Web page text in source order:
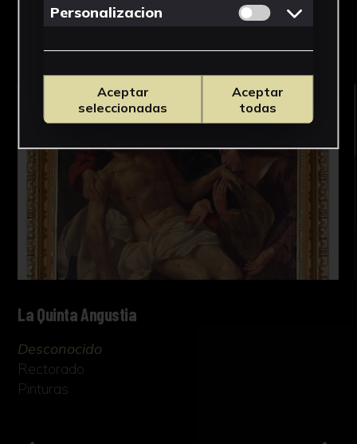
OBRAS RELACIONADAS
La Quinta Angustia
Desconocido
Rectorado
Pinturas
Personalizacion Permitir cookies
Aceptar
seleccionadas
Aceptar
todas